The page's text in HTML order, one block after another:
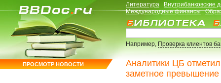
ПРОСМОТР НОВОСТИ
Литература
Внутрибанковские
Международные финансы
Например,Проверка клиентов
Аналитики ЦБ
заметное превышение